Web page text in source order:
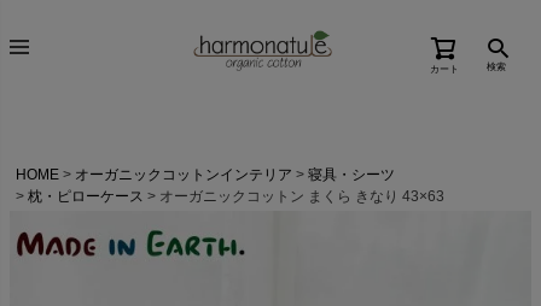
カート 検索
HOME オーガニックコットンインテリア
寝具・シーツ
枕・ピローケース
オーガニックコットン まくら きなり 43×63